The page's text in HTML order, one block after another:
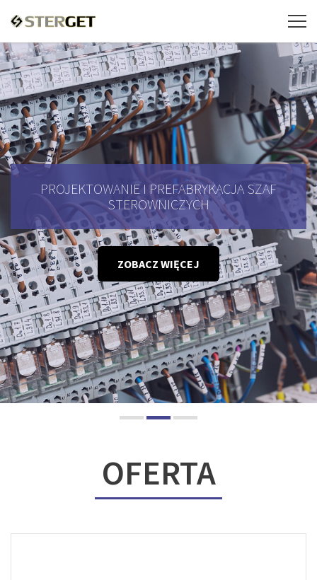
PROJEKTOWANIE I PREFABRYKACJA SZAF
STEROWNICZYCH
ZOBACZ WIĘCEJ
OFERTA